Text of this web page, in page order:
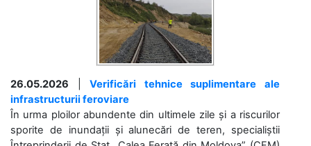
26.05.2026 |Verificări tehnice suplimentare ale
infrastructurii feroviare
În urma ploilor abundente din ultimele zile și a riscurilor
sporite de inundații și alunecări de teren, specialiștii